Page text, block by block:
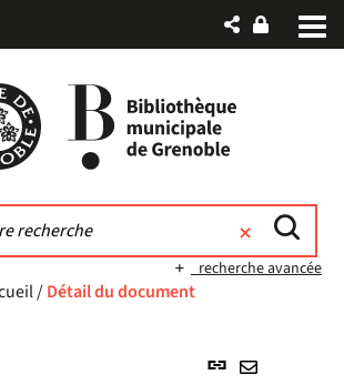
recherche avancée
/Détail du document
Lien